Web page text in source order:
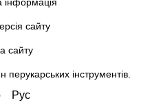
сайту
сайту
перукарських інструментів.
Рус